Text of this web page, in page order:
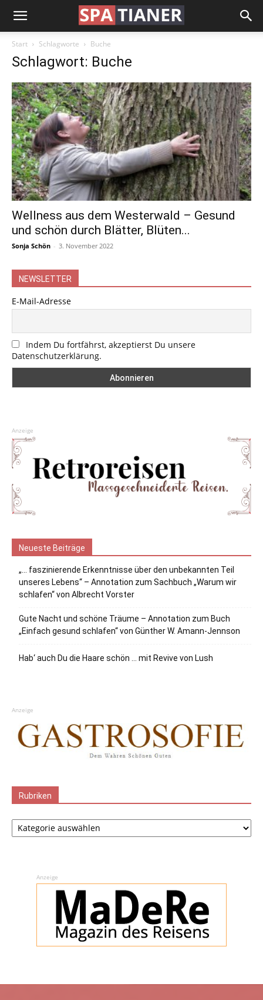
Start Schlagworte Buche
Schlagwort: Buche
Wellness aus dem Westerwald – Gesund
und schön durch Blätter, Blüten...
Sonja Schön - 3. November 2022
NEWSLETTER
E-Mail-Adresse
Indem Du fortfährst, akzeptierst Du unsere
Datenschutzerklärung.
Anzeige
Neueste Beiträge
„… faszinierende Erkenntnisse über den unbekannten Teil
unseres Lebens“ – Annotation zum Sachbuch „Warum wir
schlafen“ von Albrecht Vorster
Gute Nacht und schöne Träume – Annotation zum Buch
„Einfach gesund schlafen“ von Günther W. Amann-Jennson
Hab‘ auch Du die Haare schön … mit Revive von Lush
Anzeige
Rubriken
Rubriken
Anzeige